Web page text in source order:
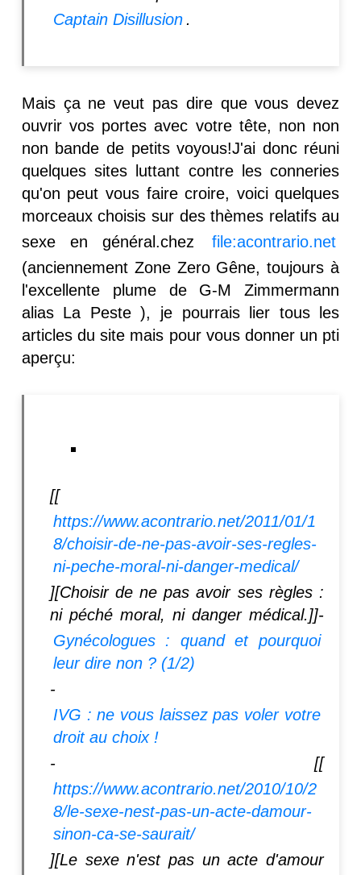
Captain Disillusion .
Mais ça ne veut pas dire que vous devez
ouvrir vos portes avec votre tête, non non
non bande de petits voyous!J'ai donc réuni
quelques sites luttant contre les conneries
qu'on peut vous faire croire, voici quelques
morceaux choisis sur des thèmes relatifs au
sexe en général.chez
file:acontrario.net
(anciennement Zone Zero Gêne, toujours à
l'excellente plume de G-M Zimmermann
alias La Peste ), je pourrais lier tous les
articles du site mais pour vous donner un pti
aperçu:
[[
https://www.acontrario.net/2011/01/1
8/choisir-de-ne-pas-avoir-ses-regles-
ni-peche-moral-ni-danger-medical/
][Choisir de ne pas avoir ses règles :
ni péché moral, ni danger médical.]]-
Gynécologues : quand et pourquoi
leur dire non ? (1/2)
-
IVG : ne vous laissez pas voler votre
droit au choix !
- [[
https://www.acontrario.net/2010/10/2
8/le-sexe-nest-pas-un-acte-damour-
sinon-ca-se-saurait/
][Le sexe n'est pas un acte d'amour